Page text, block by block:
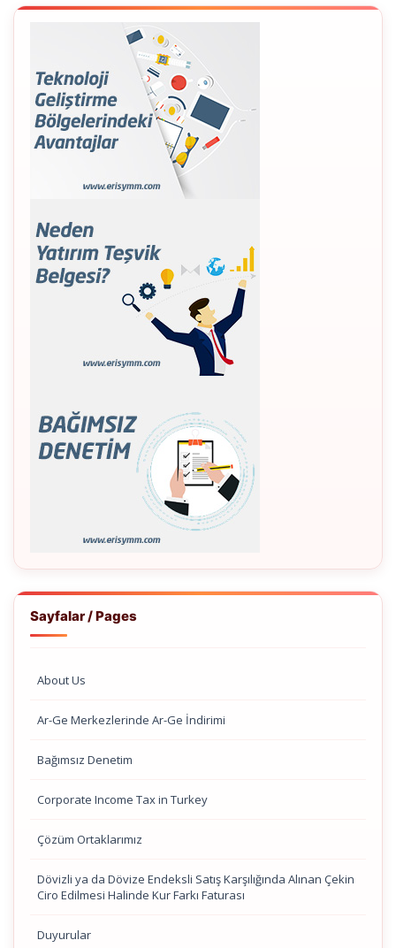
Sayfalar / Pages
About Us
Ar-Ge Merkezlerinde Ar-Ge İndirimi
Bağımsız Denetim
Corporate Income Tax in Turkey
Çözüm Ortaklarımız
Dövizli ya da Dövize Endeksli Satış Karşılığında Alınan Çekin
Ciro Edilmesi Halinde Kur Farkı Faturası
Duyurular